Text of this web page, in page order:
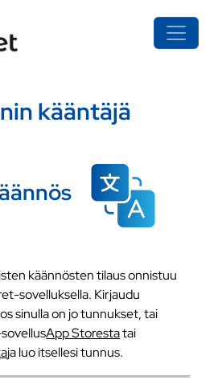
kääntäjä
käännösten tilaus onnistuu
sovelluksella. Kirjaudu
sinulla on jo tunnukset, tai
App Storestatai
ja luo itsellesi tunnus.